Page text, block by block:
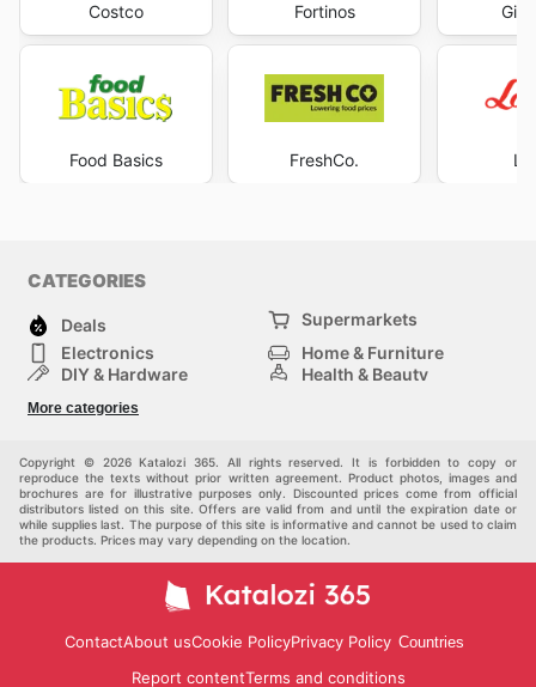
Costco
Food Basics
Fortinos
FreshCo.
CATEGORIES
Deals
Supermarkets
Electronics
Home & Furniture
DIY & Hardware
Health & Beauty
Kids
More categories
Copyright © 2026 Katalozi 365. All rights reserved. It is forbidden to copy or
reproduce the texts without prior written agreement. Product photos, images and
brochures are for illustrative purposes only. Discounted prices come from official
distributors listed on this site. Offers are valid from and until the expiration date or
while supplies last. The purpose of this site is informative and cannot be used to claim
the products. Prices may vary depending on the location.
ContactAbout usCookie PolicyPrivacy Policy Countries
Report contentTerms and conditions